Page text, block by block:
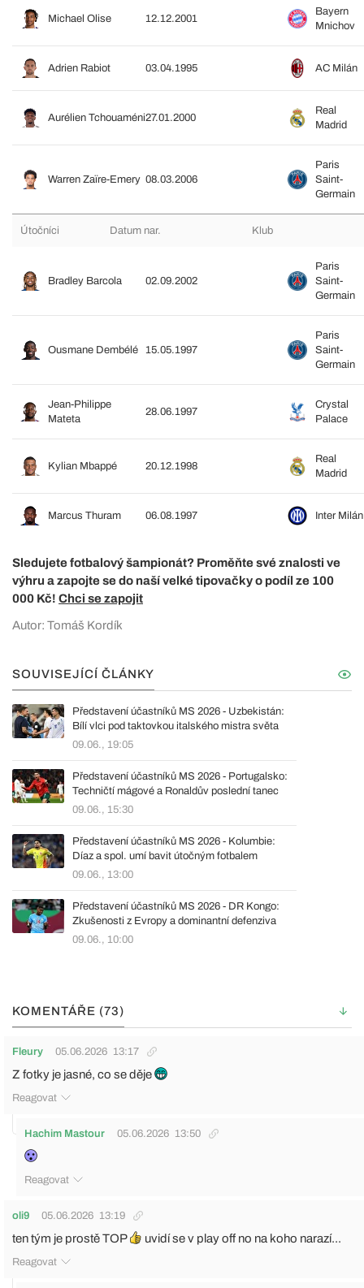
Michael Olise 12.12.2001
Bayern
Mnichov
Adrien Rabiot 03.04.1995 AC Milán
Aurélien Tchouaméni27.01.2000
Real
Madrid
Warren Zaïre-Emery 08.03.2006
Paris
Saint-
Germain
Útočníci Datum nar. Klub
Bradley Barcola 02.09.2002
Paris
Saint-
Germain
Ousmane Dembélé 15.05.1997
Paris
Saint-
Germain
Jean-Philippe
Mateta
28.06.1997
Crystal
Palace
Kylian Mbappé 20.12.1998
Real
Madrid
Marcus Thuram 06.08.1997 Inter Milán
Sledujete fotbalový šampionát? Proměňte své znalosti ve
výhru a zapojte se do naší velké tipovačky o podíl ze 100
000 Kč! Chci se zapojit
Autor: Tomáš Kordík
SOUVISEJÍCÍ ČLÁNKY
Představení účastníků MS 2026 - Uzbekistán:
Bílí vlci pod taktovkou italského mistra světa
09.06., 19:05
Představení účastníků MS 2026 - Portugalsko:
Techničtí mágové a Ronaldův poslední tanec
09.06., 15:30
Představení účastníků MS 2026 - Kolumbie:
Díaz a spol. umí bavit útočným fotbalem
09.06., 13:00
Představení účastníků MS 2026 - DR Kongo:
Zkušenosti z Evropy a dominantní defenziva
09.06., 10:00
KOMENTÁŘE (73)
Fleury 05.06.2026 13:17
Z fotky je jasné, co se děje
Reagovat
Hachim Mastour 05.06.2026 13:50
Reagovat
oli9 05.06.2026 13:19
ten tým je prostě TOP uvidí se v play off no na koho narazí...
Reagovat